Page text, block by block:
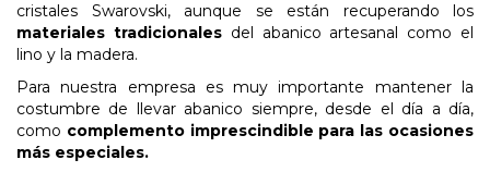
cristales Swarovski, aunque se están recuperando los
materiales tradicionalesdel abanico artesanal como el
lino y la madera.
Para nuestra empresa es muy importante mantener la
costumbre de llevar abanico siempre, desde el día a día,
como complemento imprescindible para las ocasiones
más especiales.